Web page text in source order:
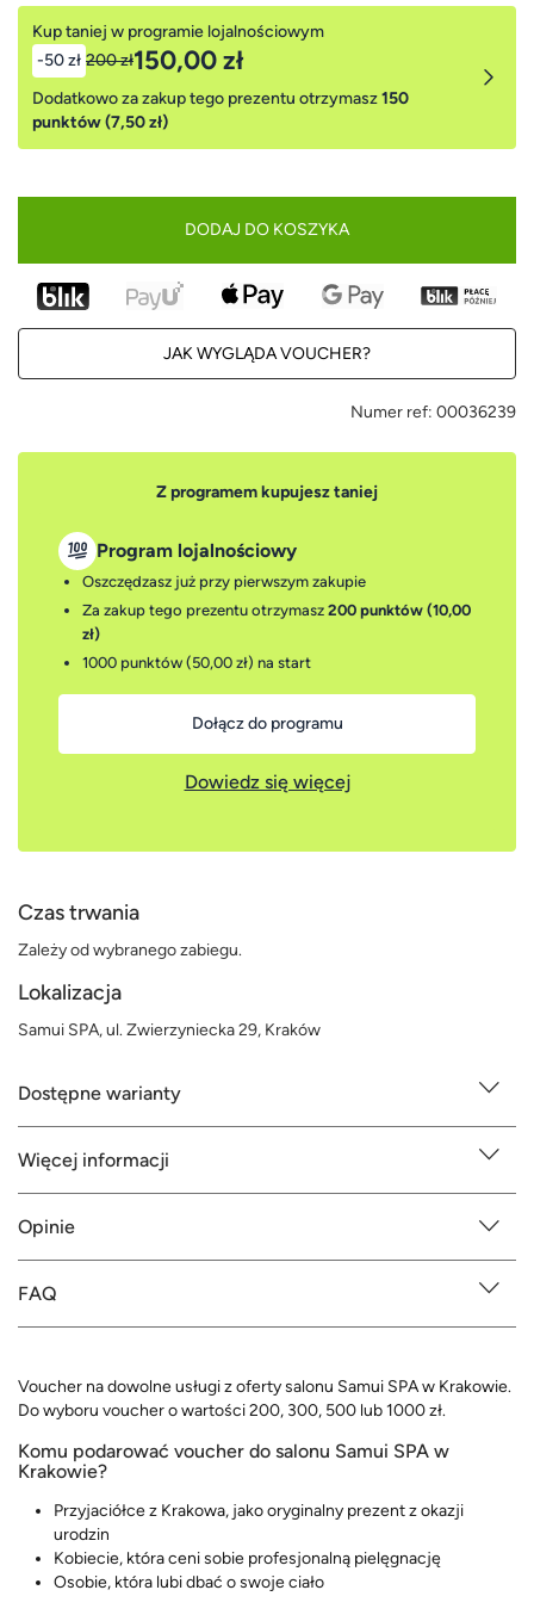
Kup taniej w programie lojalnościowym
-50 zł 200 zł150,00 zł
Dodatkowo za zakup tego prezentu otrzymasz150
punktów (7,50 zł)
DODAJ DO KOSZYKA
JAK WYGLĄDA VOUCHER?
Numer ref: 00036239
Z programem kupujesz taniej
Program lojalnościowy
Oszczędzasz już przy pierwszym zakupie
Za zakup tego prezentu otrzymasz 200 punktów (10,00
zł)
1000 punktów (50,00 zł) na start
Dołącz do programu
Dowiedz się więcej
Czas trwania
Zależy od wybranego zabiegu.
Lokalizacja
Samui SPA, ul. Zwierzyniecka 29, Kraków
Dostępne warianty
Więcej informacji
Opinie
FAQ
Voucher na dowolne usługi z oferty salonu Samui SPA w Krakowie.
Do wyboru voucher o wartości 200, 300, 500 lub 1000 zł.
Komu podarować voucher do salonu Samui SPA w
Krakowie?
Przyjaciółce z Krakowa, jako oryginalny prezent z okazji
urodzin
Kobiecie, która ceni sobie profesjonalną pielęgnację
Osobie, która lubi dbać o swoje ciało